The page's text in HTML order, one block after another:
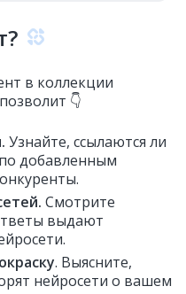
в коллекции
👇
Узнайте, ссылаются ли
добавленным
Смотрите
выдают
. Выясните,
нейросети о вашем